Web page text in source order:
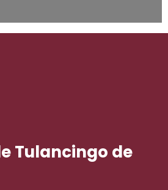
Tulancingo de